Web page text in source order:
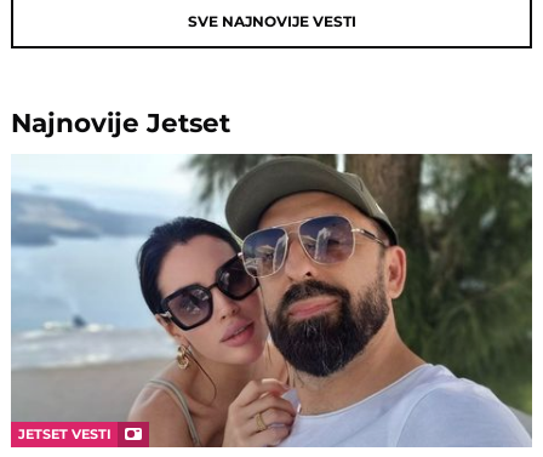
SVE NAJNOVIJE VESTI
NajnovijeJetset
JETSET VESTI